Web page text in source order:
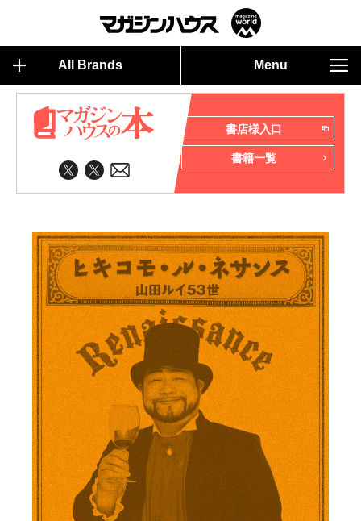
All Brands Menu
書店様入口
書籍一覧